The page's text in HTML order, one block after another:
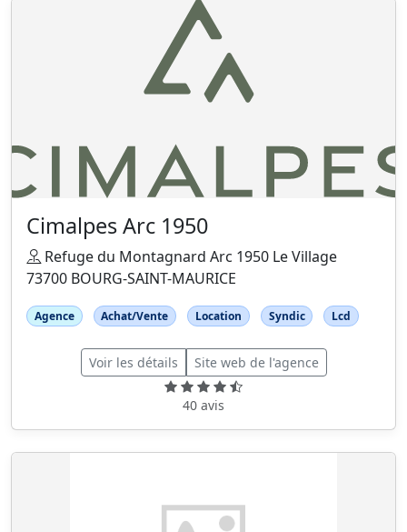
Cimalpes Arc 1950
Refuge du Montagnard Arc 1950 Le Village
73700 BOURG-SAINT-MAURICE
Agence Achat/Vente Location Syndic Lcd
Voir les détails Site web de l'agence
40 avis